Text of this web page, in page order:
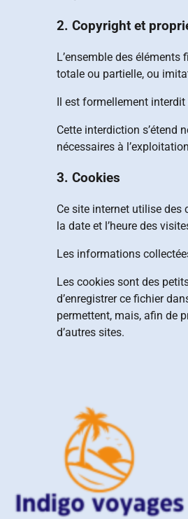
2. Copyright et
L’ensemble des
totale ou partielle, ou
Il est formellement
Cette interdiction s’étend
nécessaires à
3. Cookies
Ce site internet utilise
la date et l’heure des
Les informations
Les cookies sont des
d’enregistrer ce fichier
permettent, mais, afin de
d’autres sites.